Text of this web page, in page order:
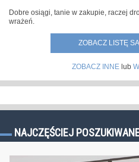
Dobre osiągi, tanie w zakupie, raczej
wrażeń.
ZOBACZ LISTĘ
ZOBACZ INNElub
NAJCZĘŚCIEJ